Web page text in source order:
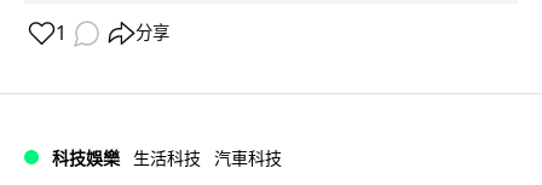
1 分享
科技娛樂 生活科技 汽車科技